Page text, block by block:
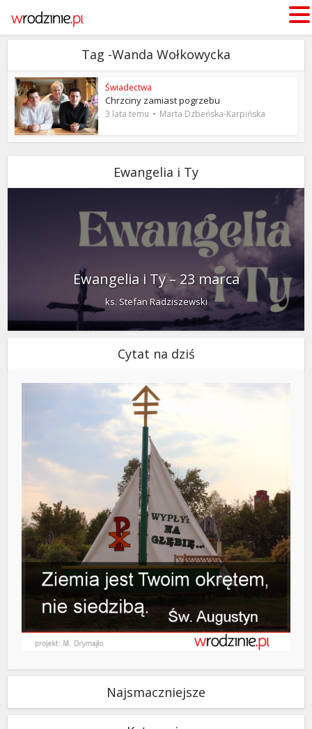
Tag -Wanda Wołkowycka
Świadectwa
Chrzciny zamiast pogrzebu
3 lata temu Marta Dzbeńska-Karpińska
Ewangelia i Ty
Ewangelia i Ty – 23 marca
ks. Stefan Radziszewski
Cytat na dziś
Najsmaczniejsze